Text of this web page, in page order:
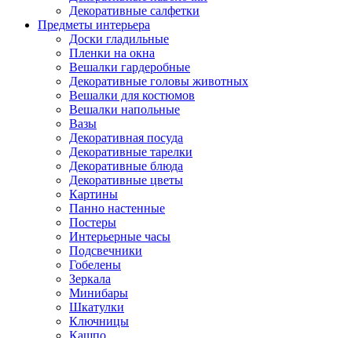
Декоративные салфетки
Предметы интерьера
Доски гладильные
Пленки на окна
Вешалки гардеробные
Декоративные головы животных
Вешалки для костюмов
Вешалки напольные
Вазы
Декоративная посуда
Декоративные тарелки
Декоративные блюда
Декоративные цветы
Картины
Панно настенные
Постеры
Интерьерные часы
Подсвечники
Гобелены
Зеркала
Минибары
Шкатулки
Ключницы
Кашпо